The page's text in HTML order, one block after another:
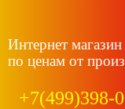
Интернет
по ценам от
+7(499)398-